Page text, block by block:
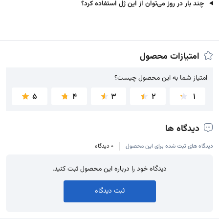
چند بار در روز می‌توان از این ژل استفاده کرد؟
امتیازات محصول
امتیاز شما به این محصول چیست؟
امتیاز شما به این محصول چیست؟
1
2
3
4
5
دیدگاه ها
دیدگاه های ثبت شده برای این محصول 0 دیدگاه
دیدگاه خود را درباره این محصول ثبت کنید.
ثبت دیدگاه